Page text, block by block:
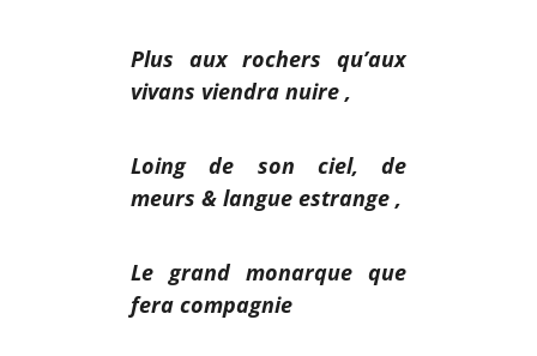
Plus aux rochers qu’aux
vivans viendra nuire ,
Loing de son ciel, de
meurs & langue estrange ,
Le grand monarque que
fera compagnie